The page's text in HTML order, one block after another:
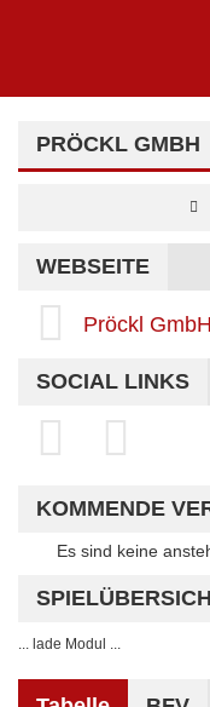
PRÖCKL GMBH
WEBSEITE
Pröckl GmbH
SOCIAL LINKS
KOMMENDE
Es sind keine
... lade Modul ...